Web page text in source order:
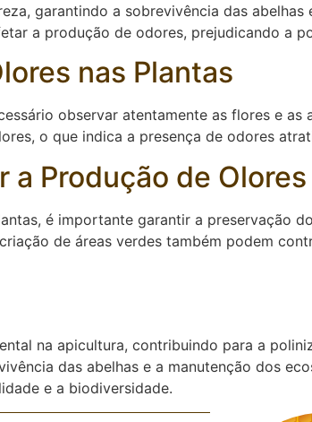
garantindo a sobrevivência das
a produção de odores, prejudicando a
nas Plantas
observar atentamente as flores e
o que indica a presença de odores
a Produção de
é importante garantir a preservação
de áreas verdes também podem
na apicultura, contribuindo para a
das abelhas e a manutenção dos
e a biodiversidade.